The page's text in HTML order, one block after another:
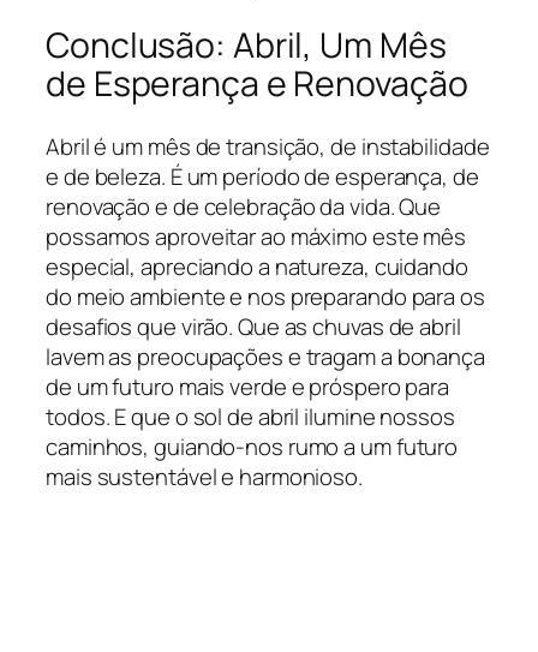
Conclusão: Abril, Um Mês
de Esperança e Renovação
Abril é um mês de transição, de instabilidade
e de beleza. É um período de esperança, de
renovação e de celebração da vida. Que
possamos aproveitar ao máximo este mês
especial, apreciando a natureza, cuidando
do meio ambiente e nos preparando para os
desafios que virão. Que as chuvas de abril
lavem as preocupações e tragam a bonança
de um futuro mais verde e próspero para
todos. E que o sol de abril ilumine nossos
caminhos, guiando-nos rumo a um futuro
mais sustentável e harmonioso.